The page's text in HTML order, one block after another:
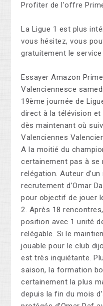
Profiter de l'offre
La Ligue 1 est plus
vous hésitez, vous
gratuitement le
Essayer Amazon
Valenciennesce
19ème journée de
direct à la télévision
dès maintenant où
Valenciennes
A la moitié du
certainement pas à se
relégation. Auteur
recrutement d’Omar
pour objectif de jouer
2. Après 18
position avec 1 unité
relégable. Si le
jouable pour le club
est très inquiétante.
saison, la formation
certainement la plus
depuis la fin du mois